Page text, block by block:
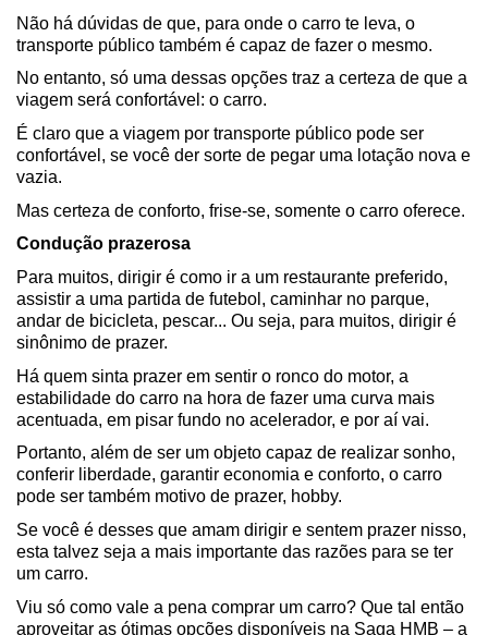
Não há dúvidas de que, para onde o carro te leva, o
transporte público também é capaz de fazer o mesmo.
No entanto, só uma dessas opções traz a certeza de que a
viagem será confortável: o carro.
É claro que a viagem por transporte público pode ser
confortável, se você der sorte de pegar uma lotação nova e
vazia.
Mas certeza de conforto, frise-se, somente o carro oferece.
Condução prazerosa
Para muitos, dirigir é como ir a um restaurante preferido,
assistir a uma partida de futebol, caminhar no parque,
andar de bicicleta, pescar... Ou seja, para muitos, dirigir é
sinônimo de prazer.
Há quem sinta prazer em sentir o ronco do motor, a
estabilidade do carro na hora de fazer uma curva mais
acentuada, em pisar fundo no acelerador, e por aí vai.
Portanto, além de ser um objeto capaz de realizar sonho,
conferir liberdade, garantir economia e conforto, o carro
pode ser também motivo de prazer, hobby.
Se você é desses que amam dirigir e sentem prazer nisso,
esta talvez seja a mais importante das razões para se ter
um carro.
Viu só como vale a pena comprar um carro? Que tal então
aproveitar as ótimas opções disponíveis na Saga HMB – a